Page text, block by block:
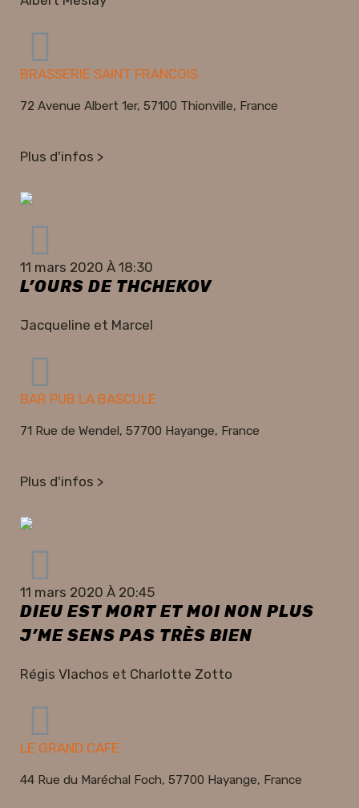
BRASSERIE SAINT FRANCOIS
72 Avenue Albert 1er, 57100 Thionville, France
Plus d'infos >
11 mars 2020 À 18:30
L’OURS DE THCHEKOV
Jacqueline et Marcel
BAR PUB LA BASCULE
71 Rue de Wendel, 57700 Hayange, France
Plus d'infos >
11 mars 2020 À 20:45
DIEU EST MORT ET MOI NON PLUS
J’ME SENS PAS TRÈS BIEN
Régis Vlachos et Charlotte Zotto
LE GRAND CAFE
44 Rue du Maréchal Foch, 57700 Hayange, France